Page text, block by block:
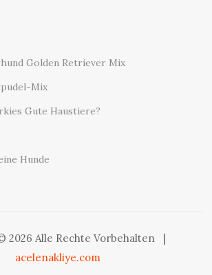
Golden Retriever Mix
Mix
Gute Haustiere?
Hunde
2026 Alle Rechte Vorbehalten
|
acelenakliye.com